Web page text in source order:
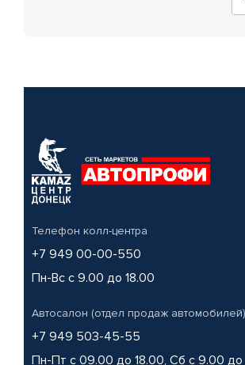
Телефон колл-центра
+7 949 00-00-550
Пн-Вс с 9.00 до 18.00
Автосалон (отдел продаж автомобилей)
+7 949 503-45-55
Пн-Пт с 09.00 до 18.00, Сб с 9.00 до